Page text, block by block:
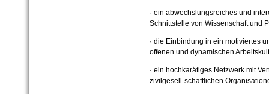
· ein abwechslungsreiches und
Schnittstelle von Wissenschaft und
· die Einbindung in ein motiviertes
offenen und dynamischen
· ein hochkarätiges Netzwerk mit
zivilgesell-schaftlichen